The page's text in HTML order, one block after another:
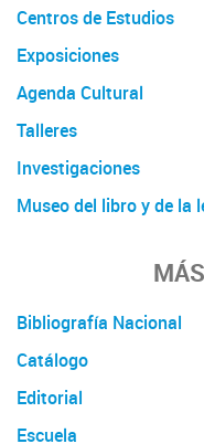
Centros de Estudios
Exposiciones
Agenda Cultural
Talleres
Investigaciones
Museo del libro y de la
Bibliografía Nacional
Catálogo
Editorial
Escuela